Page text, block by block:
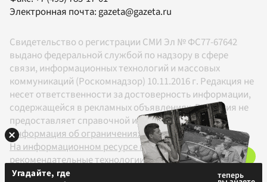
Электронная почта: gazeta@gazeta.ru
Свидетельство о регистрации СМИ Эл № ФС77-67642
выдано федеральной службой по надзору в сфере
связи, информационных технологий и массовых
коммуникаций (Роскомнадзор) 10.11.2016 г. Редакция не
несет ответственности за достоверность информации,
содержащейся в рекламных объявлениях. Редакция не
предоставляет справочной информации.
Информация об ограничениях
На информационном ресурсе применяются
рекомендательные технологии в соответствии с
Правилами
Угадайте, где